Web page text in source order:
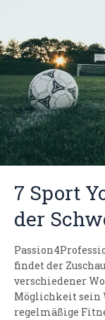
7 Sport
der
findet der
verschiedener
Möglichkeit sein
regelmäßige